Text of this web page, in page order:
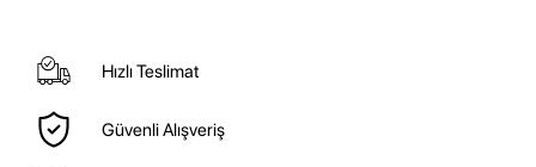
Hızlı Teslimat
Güvenli Alışveriş